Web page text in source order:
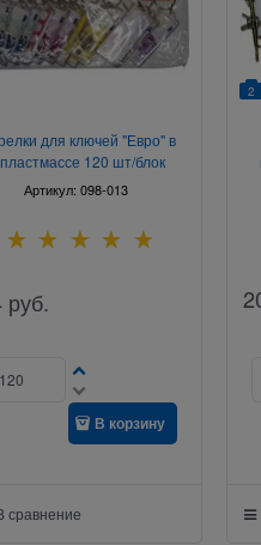
для ключей "Евро" в
пластмассе 120 шт/блок
Артикул:098-013
руб.
В корзину
сравнение
2